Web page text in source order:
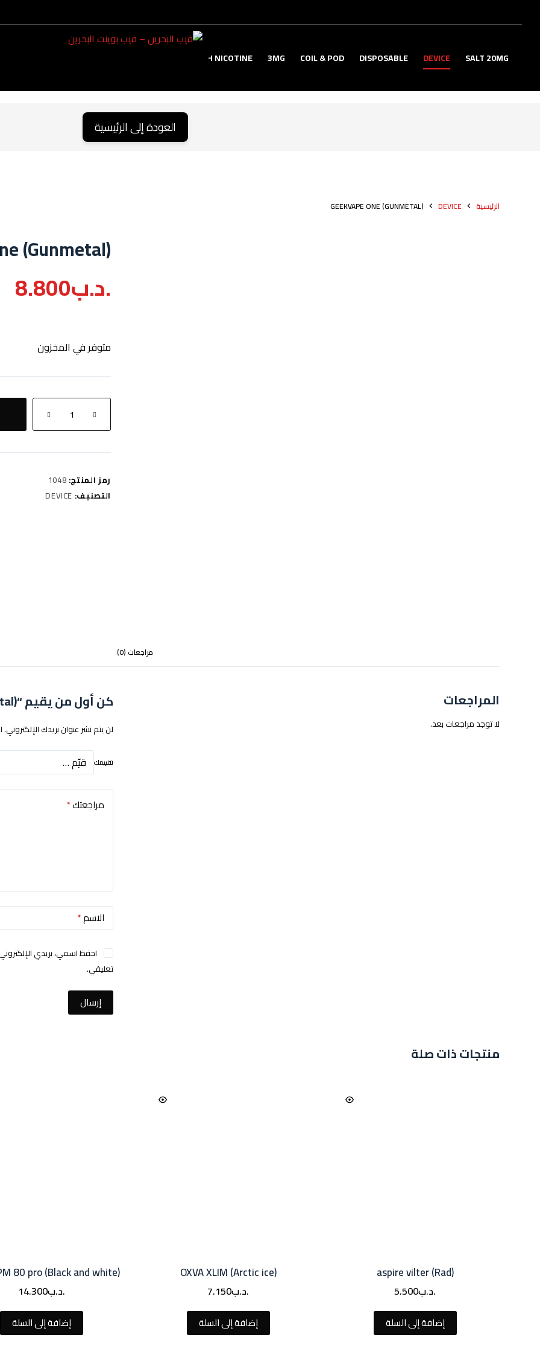
SALT 20MG
DEVICE
DISPOSABLE
COIL & POD
3MG
HIGH NICOTINE
العودة إلى الرئيسية
الرئيسية DEVICE
GEEKVAPE ONE (GUNMETAL)
(Gunmetal)
.د.ب8.800
متوفر في المخزون
كمية
Geekvape
one
(Gunmetal)
رمز المنتج: 1048
التصنيف: DEVICE
مراجعات (0)
المراجعات
لا توجد مراجعات بعد.
كن أول من يقيم “Geekvape one (Gunmetal)”
لن يتم نشر عنوان بريدك الإلكتروني.
تقييمك
مراجعتك*
الاسم*
احفظ اسمي، بريدي
تعليقي.
إرسال
منتجات ذات صلة
aspire vilter (Rad)
.د.ب5.500
إضافة إلى السلة
OXVA XLIM (Arctic ice)
.د.ب7.150
إضافة إلى السلة
80 pro (Black and white)
.د.ب14.300
إضافة إلى السلة